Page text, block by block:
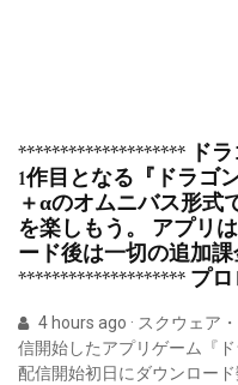
******************** ド
1作目となる『ドラゴ
＋αのオムニバス形式
を楽しもう。 アプリ
ード後は一切の追加課
******************** プ
4 hours ago · スクウェア
信開始したアプリゲーム『
配信開始初日にダウンロー